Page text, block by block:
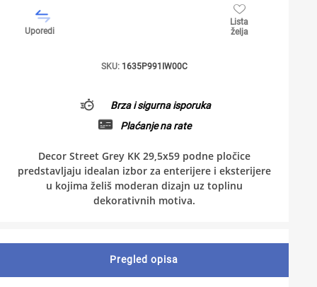
Uporedi
Lista
želja
SKU: 1635P991IW00C
Brza i sigurna isporuka
Plaćanje na rate
Decor Street Grey KK 29,5x59 podne pločice
predstavljaju idealan izbor za enterijere i eksterijere
u kojima želiš moderan dizajn uz toplinu
dekorativnih motiva.
Pregled opisa